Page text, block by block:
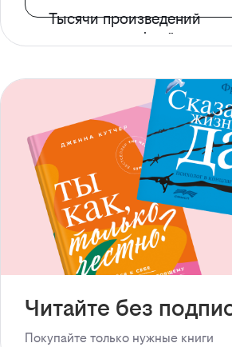
Тысячи произведений
с доступом офлайн
Читайте без
Покупайте только нужные книги